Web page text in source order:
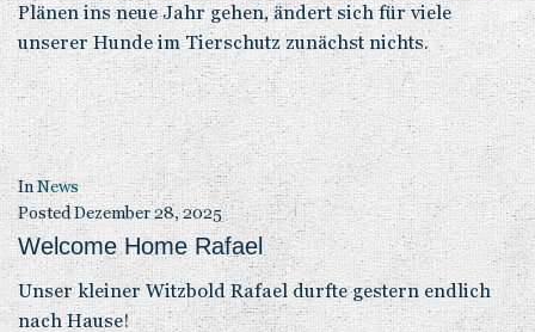
Plänen ins neue Jahr gehen, ändert sich für viele
unserer Hunde im Tierschutz zunächst nichts.
InNews
PostedDezember 28, 2025
Welcome Home Rafael
Unser kleiner Witzbold Rafael durfte gestern endlich
nach Hause!